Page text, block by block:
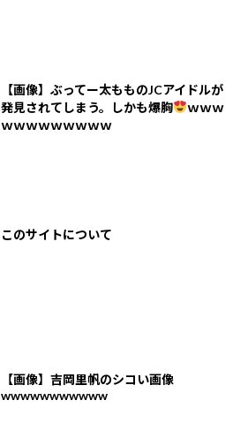
【画像】ぶってー太もものJCアイドルが
発見されてしまう。しかも爆胸
ｗｗｗ
ｗｗｗｗｗｗｗｗｗ
このサイトについて
【画像】吉岡里帆のシコい画像
wwwwwwwwwww